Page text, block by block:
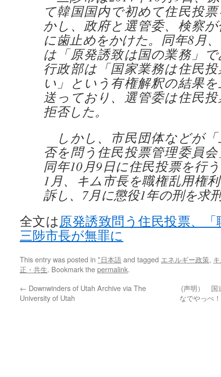
て韓国国内で初めて住民投
かし、政府と選管委、検察
に歯止めをかけた。同年8月
は「原発誘致は国の業務」
行政部は「国家業務は住民
い」という有権解釈の結果
送っており、選管委は住民
拒否した。
しかし、市民団体などが
否を問う住民投票管理委員
同年10月9日に住民投票を行
1月、キム市長を職権乱用権
訴し、7月に懲役1年の刑を求
全文は原発誘致問う住民投票、
三陟市長が無罪に
This entry was posted in *日本語and tagged エネルギー政策,
正・共生. Bookmark thepermalink.
← Downwinders of Utah Archive via The
University of Utah
(声明） 国
なでやっぺ